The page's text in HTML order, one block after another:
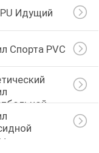
Идущий
Спорта PVC